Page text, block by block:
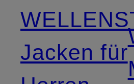
Jacken für